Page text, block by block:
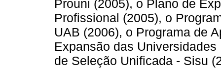
Prouni (2005), o Plano de
Profissional (2005), o
UAB (2006), o Programa de
Expansão das
de Seleção Unificada - Sisu